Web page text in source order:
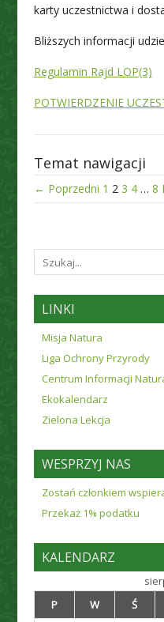
karty uczestnictwa i
Bliższych informacji
Regulamin Rajd LOP(3)
POTWIERDZENIE
Temat nawigacji
← Poprzedni 1 2 3 4 … 8
LINKI
Misja Natura
Liga Ochrony Przyrody
Centrum Informacji
Ekokalendarz
Zielona Lekcja
WESPRZYJ NAS
Zostań członkiem
Przekaż 1% podatku
KALENDARZ
P
W Ś